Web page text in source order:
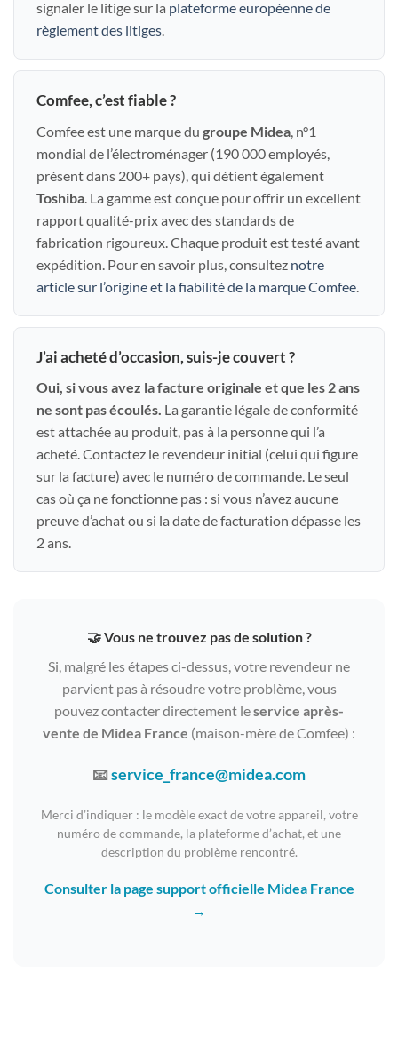
signaler le litige sur la plateforme européenne de
règlement des litiges.
Comfee, c’est fiable ?
Comfee est une marque du groupe Midea , n°1
mondial de l’électroménager (190 000 employés,
présent dans 200+ pays), qui détient également
Toshiba . La gamme est conçue pour offrir un excellent
rapport qualité-prix avec des standards de
fabrication rigoureux. Chaque produit est testé avant
expédition. Pour en savoir plus, consultez notre
article sur l’origine et la fiabilité de la marque Comfee
J’ai acheté d’occasion, suis-je couvert ?
Oui, si vous avez la facture originale et que les 2 ans
ne sont pas écoulés. La garantie légale de conformité
est attachée au produit, pas à la personne qui l’a
acheté. Contactez le revendeur initial (celui qui figure
sur la facture) avec le numéro de commande. Le seul
cas où ça ne fonctionne pas : si vous n’avez aucune
preuve d’achat ou si la date de facturation dépasse les
2 ans.
🤝 Vous ne trouvez pas de solution ?
Si, malgré les étapes ci-dessus, votre revendeur ne
parvient pas à résoudre votre problème, vous
pouvez contacter directement leservice après-
vente de Midea France (maison-mère de Comfee) :
📧service_france@midea.com
Merci d’indiquer : le modèle exact de votre appareil, votre
numéro de commande, la plateforme d’achat, et une
description du problème rencontré.
Consulter la page support officielle Midea France
→